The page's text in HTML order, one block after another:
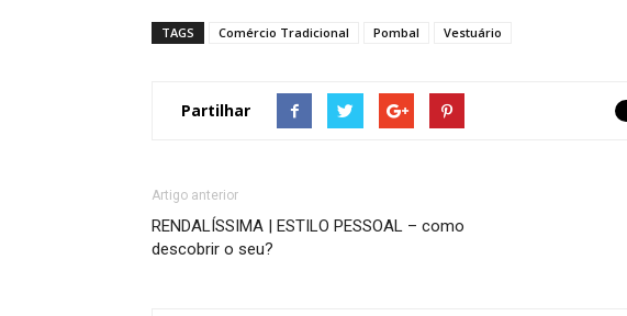
TAGS Comércio Tradicional Pombal Vestuário
Partilhar
Artigo anterior
RENDALÍSSIMA | ESTILO PESSOAL – como
descobrir o seu?